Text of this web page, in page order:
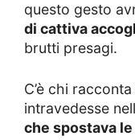
questo gesto
di cattiva
brutti presagi.
C’è chi
intravedesse
che spostava